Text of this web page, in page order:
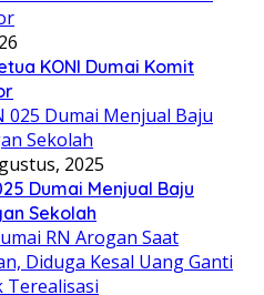
KONI Dumai Komit
2025
Dumai Menjual Baju
Sekolah